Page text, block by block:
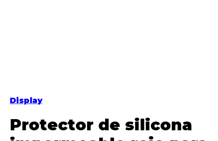
Display
Protector de silicona